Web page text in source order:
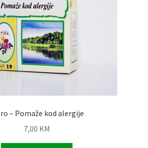
– Pomaže kod alergije
7,00 KM